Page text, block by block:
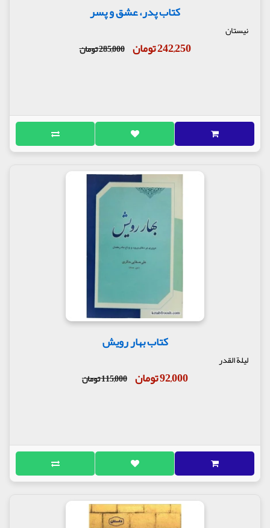
کتاب پدر، عشق و پسر
نیستان
242,250 تومان 285,000 تومان
کتاب بهار رویش
لیلة القدر
92,000 تومان 115,000 تومان